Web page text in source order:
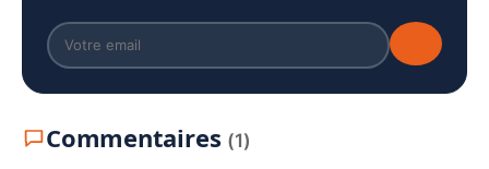
Commentaires (1)